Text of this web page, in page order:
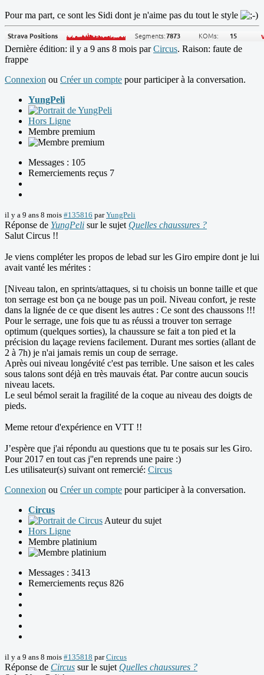
Pour ma part, ce sont les Sidi dont je n'aime pas du tout le style
Dernière édition: il y a 9 ans 8 mois parCircus. Raison: faute de
frappe
Connexion ou Créer un compte pour participer à la conversation.
YungPeli
Hors Ligne
Membre premium
Messages : 105
Remerciements reçus 7
il y a 9 ans 8 mois #135816 parYungPeli
Réponse de YungPeli sur le sujet Quelles chaussures ?
Salut Circus !!
Je viens compléter les propos de lebad sur les Giro empire dont je lui
avait vanté les mérites :
[Niveau talon, en sprints/attaques, si tu choisis un bonne taille et que
ton serrage est bon ça ne bouge pas un poil. Niveau confort, je reste
dans la lignée de ce que disent les autres : Ce sont des chaussons !!!
Pour le serrage, une fois que tu as réussi a trouver ton serrage
optimum (quelques sorties), la chaussure se fait a ton pied et la
précision du laçage reviens facilement. Durant mes sorties (allant de
2 à 7h) je n'ai jamais remis un coup de serrage.
Après oui niveau longévité c'est pas terrible. Une saison et les cales
sous talons sont déjà en très mauvais état. Par contre aucun soucis
niveau lacets.
Le seul bémol serait la fragilité de la coque au niveau des doigts de
pieds.
Meme retour d'expérience en VTT !!
J’espère que j'ai répondu au questions que tu te posais sur les Giro.
Pour 2017 en tout cas j''en reprends une paire :)
Les utilisateur(s) suivant ont remercié: Circus
Connexion ou Créer un compte pour participer à la conversation.
Circus
Auteur du sujet
Hors Ligne
Membre platinium
Messages : 3413
Remerciements reçus 826
il y a 9 ans 8 mois #135818 parCircus
Réponse de Circus sur le sujet Quelles chaussures ?